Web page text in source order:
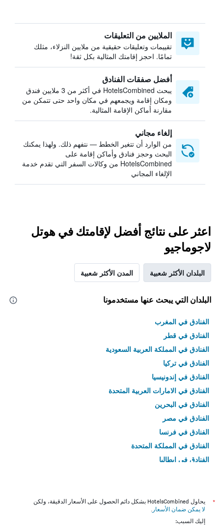
الملايين من التعليقات
تقييمات وتعليقات حقيقية من ملايين النزلاء، مثلك
تمامًا. احجز إقامتك المثالية بكل ثقة!
أفضل صفقات الفنادق
يبحث HotelsCombined في أكثر من 3 ملايين فندق
ومكان إقامة ويجمعهم في مكان واحد حتى تتمكن من
مقارنة أماكن الإقامة المثالية.
إلغاء مجاني
من الوارد أن تتغير الخطط — نتفهم ذلك. ولهذا يمكنك
البحث وحجز فنادق وأماكن إقامة على
HotelsCombined من وكالات السفر التي تقدم خدمة
الإلغاء المجاني
اعثر على نتائج أفضل لإقامتك في هوتل
لاجوماجيو
البلدان الأكثر شعبية المدن الأكثر شعبية
البلدان التي يبحث عنها مستخدمونا
الفنادق في المغرب
الفنادق في قطر
الفنادق في المملكة العربية السعودية
الفنادق في تركيا
الفنادق في إندونيسيا
الفنادق في الامارات العربية المتحدة
الفنادق في البحرين
الفنادق في مصر
الفنادق في فرنسا
الفنادق في المملكة المتحدة
الفنادق في إيطاليا
*
يحاول HotelsCombined بشكل دائم الحصول على الأسعار الدقيقة، ولكن
لا يمكن ضمان الأسعار .
إليك السبب: